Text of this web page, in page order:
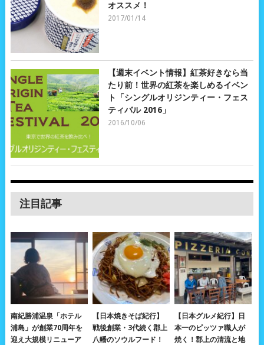
オススメ！
2017/01/14
【週末イベント情報】紅茶好きなら当
たり前！世界の紅茶を楽しめるイベン
ト「シングルオリジンティー・フェス
ティバル 2016」
2016/10/06
注目記事
南紀勝浦温泉「ホテル
浦島」が創業70周年を
迎え大規模リニューア
【日本焼きそば紀行】
戦後創業・3代続く郡上
八幡のソウルフード！
【日本グルメ紀行】日
本一のピッツァ職人が
焼く！郡上の清流と地